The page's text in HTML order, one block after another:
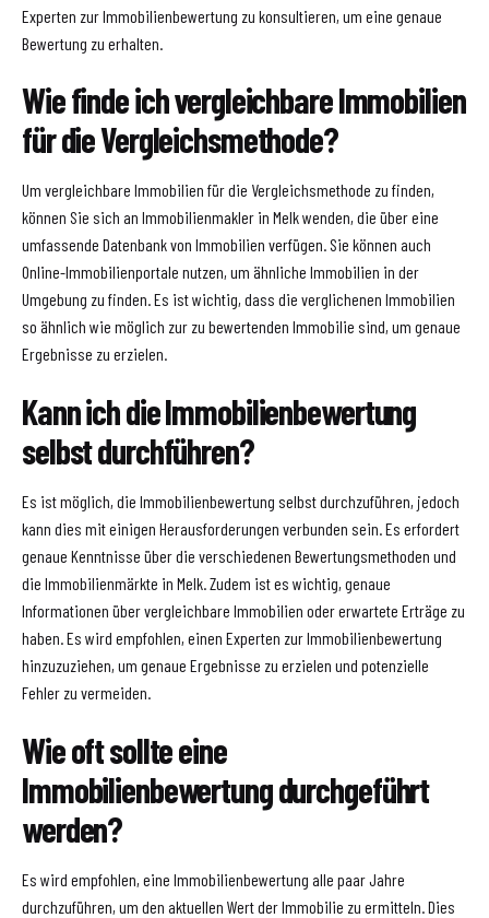
Experten zur Immobilienbewertung zu konsultieren, um eine genaue
Bewertung zu erhalten.
Wie finde ich vergleichbare Immobilien
für die Vergleichsmethode?
Um vergleichbare Immobilien für die Vergleichsmethode zu finden,
können Sie sich an Immobilienmakler in Melk wenden, die über eine
umfassende Datenbank von Immobilien verfügen. Sie können auch
Online-Immobilienportale nutzen, um ähnliche Immobilien in der
Umgebung zu finden. Es ist wichtig, dass die verglichenen Immobilien
so ähnlich wie möglich zur zu bewertenden Immobilie sind, um genaue
Ergebnisse zu erzielen.
Kann ich die Immobilienbewertung
selbst durchführen?
Es ist möglich, die Immobilienbewertung selbst durchzuführen, jedoch
kann dies mit einigen Herausforderungen verbunden sein. Es erfordert
genaue Kenntnisse über die verschiedenen Bewertungsmethoden und
die Immobilienmärkte in Melk. Zudem ist es wichtig, genaue
Informationen über vergleichbare Immobilien oder erwartete Erträge zu
haben. Es wird empfohlen, einen Experten zur Immobilienbewertung
hinzuzuziehen, um genaue Ergebnisse zu erzielen und potenzielle
Fehler zu vermeiden.
Wie oft sollte eine
Immobilienbewertung durchgeführt
werden?
Es wird empfohlen, eine Immobilienbewertung alle paar Jahre
durchzuführen, um den aktuellen Wert der Immobilie zu ermitteln. Dies